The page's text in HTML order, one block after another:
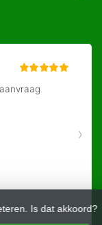
Is dat akkoord?